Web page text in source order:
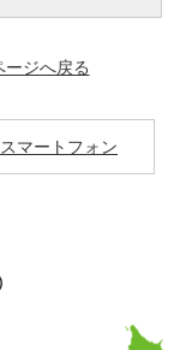
ージへ戻る
スマートフォン
)